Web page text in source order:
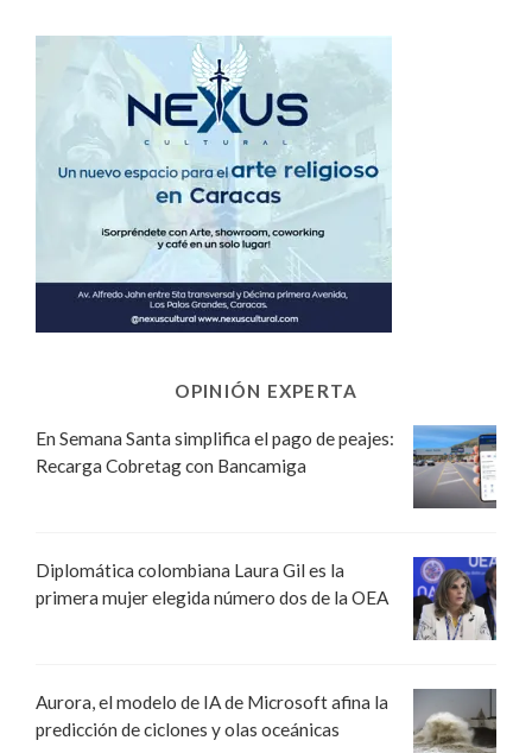
OPINIÓN EXPERTA
En Semana Santa simplifica el pago de peajes:
Recarga Cobretag con Bancamiga
Diplomática colombiana Laura Gil es la
primera mujer elegida número dos de la OEA
Aurora, el modelo de IA de Microsoft afina la
predicción de ciclones y olas oceánicas